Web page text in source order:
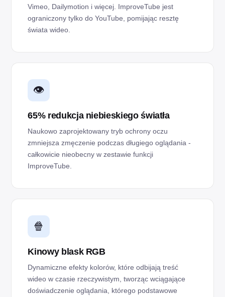
Vimeo, Dailymotion i więcej. ImproveTube jest
ograniczony tylko do YouTube, pomijając resztę
świata wideo.
👁️
65% redukcja niebieskiego światła
Naukowo zaprojektowany tryb ochrony oczu
zmniejsza zmęczenie podczas długiego oglądania -
całkowicie nieobecny w zestawie funkcji
ImproveTube.
🍿
Kinowy blask RGB
Dynamiczne efekty kolorów, które odbijają treść
wideo w czasie rzeczywistym, tworząc wciągające
doświadczenie oglądania, którego podstawowe